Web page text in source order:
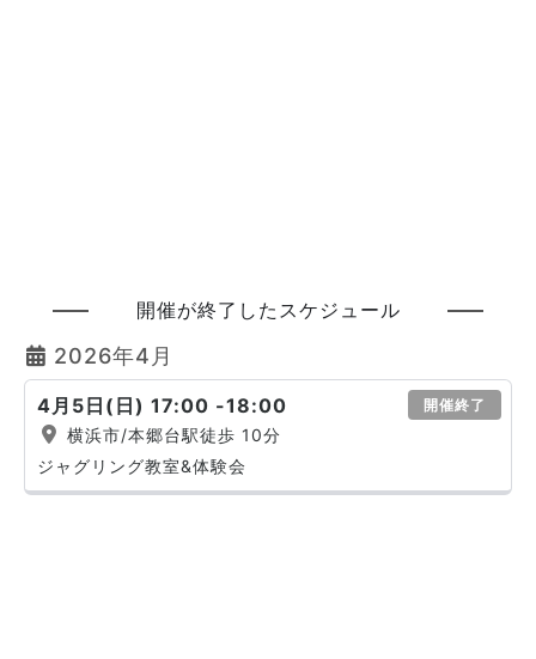
開催が終了したスケジュール
2026年4月
4月5日(日) 17:00 -18:00 開催終了
横浜市/本郷台駅徒歩 10分
ジャグリング教室&体験会